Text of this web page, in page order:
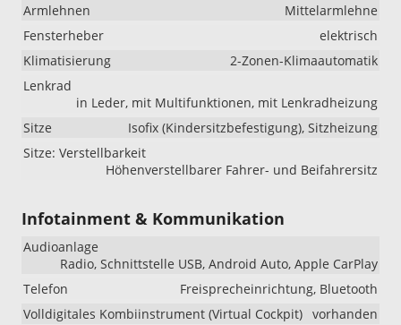
Armlehnen
Mittelarmlehne
Fensterheber
elektrisch
Klimatisierung
2-Zonen-Klimaautomatik
Lenkrad
in Leder, mit Multifunktionen, mit Lenkradheizung
Sitze
Isofix (Kindersitzbefestigung), Sitzheizung
Sitze: Verstellbarkeit
Höhenverstellbarer Fahrer- und Beifahrersitz
Infotainment & Kommunikation
Audioanlage
Radio, Schnittstelle USB, Android Auto, Apple CarPlay
Telefon
Freisprecheinrichtung, Bluetooth
Volldigitales Kombiinstrument (Virtual Cockpit) vorhanden